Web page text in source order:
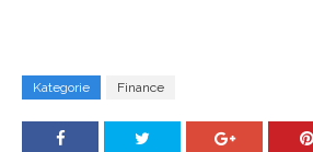
Kategorie Finance